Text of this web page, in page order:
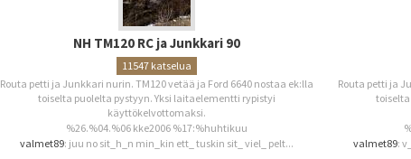
NH TM120 RC ja Junkkari 90
11547 katselua
Routa petti ja Junkkari nurin. TM120 vetää ja Ford 6640 nostaa ek:lla
toiselta puolelta pystyyn. Yksi laitaelementti rypistyi
käyttökelvottomaksi.
%26.%04.%06 kke2006 %17:%huhtikuu
valmet89: juu no sit_h_n min_kin ett_ tuskin sit_ viel_ pelt...
Routa petti ja
valmet89: